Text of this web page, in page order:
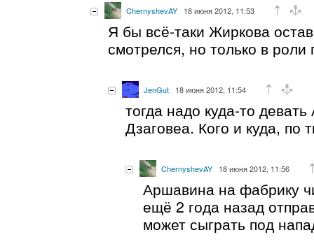
ChernyshevAY 18 июня 2012, 11:53
Я бы всё-таки Жиркова
смотрелся, но только в роли
JenGut 18 июня 2012, 11:54
тогда надо куда-то
Дзаговеа. Кого и куда, по
ChernyshevAY 18 июня 2012, 11:56
Аршавина на фабрику
ещё 2 года назад
может сыграть под